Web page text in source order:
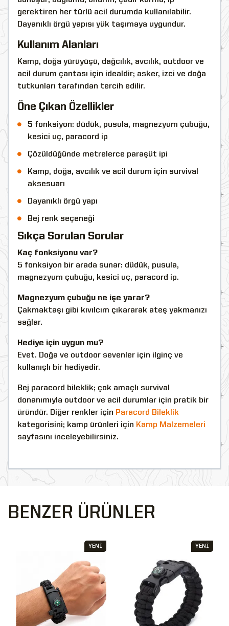
gerektiren her türlü acil durumda kullanılabilir.
Dayanıklı örgü yapısı yük taşımaya uygundur.
Kullanım Alanları
Kamp, doğa yürüyüşü, dağcılık, avcılık, outdoor ve
acil durum çantası için idealdir; asker, izci ve doğa
tutkunları tarafından tercih edilir.
Öne Çıkan Özellikler
5 fonksiyon: düdük, pusula, magnezyum çubuğu,
kesici uç, paracord ip
Çözüldüğünde metrelerce paraşüt ipi
Kamp, doğa, avcılık ve acil durum için survival
aksesuarı
Dayanıklı örgü yapı
Bej renk seçeneği
Sıkça Sorulan Sorular
Kaç fonksiyonu var?
5 fonksiyon bir arada sunar: düdük, pusula,
magnezyum çubuğu, kesici uç, paracord ip.
Magnezyum çubuğu ne işe yarar?
Çakmaktaşı gibi kıvılcım çıkararak ateş yakmanızı
sağlar.
Hediye için uygun mu?
Evet. Doğa ve outdoor sevenler için ilginç ve
kullanışlı bir hediyedir.
Bej paracord bileklik; çok amaçlı survival
donanımıyla outdoor ve acil durumlar için pratik bir
üründür. Diğer renkler için Paracord Bileklik
kategorisini; kamp ürünleri için Kamp Malzemeleri
sayfasını inceleyebilirsiniz.
BENZER ÜRÜNLER
YENİ YENİ